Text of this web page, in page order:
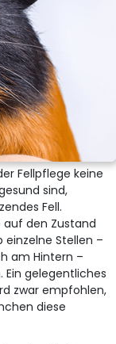
Fellpflege keine
sind,
Fell.
den Zustand
einzelne Stellen –
am Hintern –
gelegentliches
zwar empfohlen,
diese